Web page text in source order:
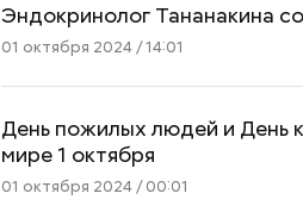
Эндокринолог Тананакина
01 октября 2024 / 14:01
День пожилых людей и День
мире 1 октября
01 октября 2024 / 00:01